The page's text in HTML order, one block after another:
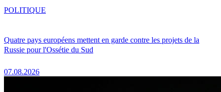
Quatre pays européens mettent en garde contre les projets de la
Russie pour l'Ossétie du Sud
07.08.2026
POLITIQUE